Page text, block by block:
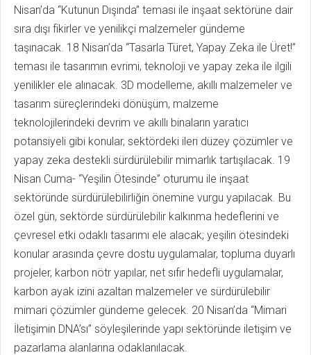
Nisan’da “Kutunun Dışında” teması ile inşaat sektörüne dair
sıra dışı fikirler ve yenilikçi malzemeler gündeme
taşınacak. 18 Nisan’da “Tasarla Türet, Yapay Zeka ile Üret!”
teması ile tasarımın evrimi, teknoloji ve yapay zeka ile ilgili
yenilikler ele alınacak. 3D modelleme, akıllı malzemeler ve
tasarım süreçlerindeki dönüşüm, malzeme
teknolojilerindeki devrim ve akıllı binaların yaratıcı
potansiyeli gibi konular, sektördeki ileri düzey çözümler ve
yapay zeka destekli sürdürülebilir mimarlık tartışılacak. 19
Nisan Cuma- “Yeşilin Ötesinde” oturumu ile inşaat
sektöründe sürdürülebilirliğin önemine vurgu yapılacak. Bu
özel gün, sektörde sürdürülebilir kalkınma hedeflerini ve
çevresel etki odaklı tasarımı ele alacak; yeşilin ötesindeki
konular arasında çevre dostu uygulamalar, topluma duyarlı
projeler, karbon nötr yapılar, net sıfır hedefli uygulamalar,
karbon ayak izini azaltan malzemeler ve sürdürülebilir
mimari çözümler gündeme gelecek. 20 Nisan’da “Mimari
İletişimin DNA’sı” söyleşilerinde yapı sektöründe iletişim ve
pazarlama alanlarına odaklanılacak.